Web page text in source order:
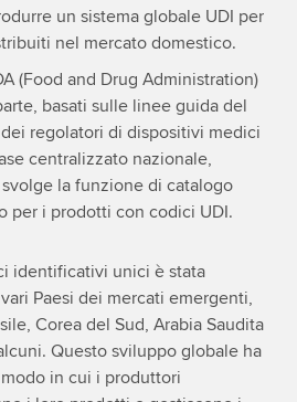
un sistema globale UDI per
nel mercato domestico.
(Food and Drug Administration)
basati sulle linee guida del
regolatori di dispositivi medici
centralizzato nazionale,
la funzione di catalogo
per i prodotti con codici UDI.
identificativi unici è stata
Paesi dei mercati emergenti,
Corea del Sud, Arabia Saudita
Questo sviluppo globale ha
in cui i produttori